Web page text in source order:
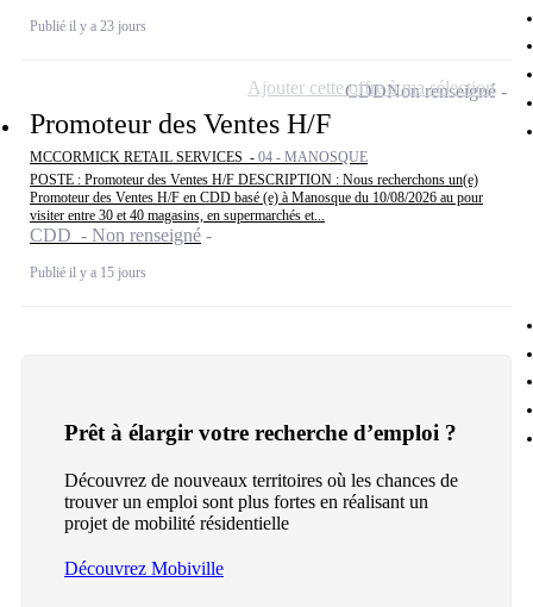
Publié il y a 23 jours
Promoteur des Ventes H/F
MCCORMICK RETAIL SERVICES - 04 - MANOSQUE
POSTE : Promoteur des Ventes H/F DESCRIPTION : Nous recherchons un(e)
Promoteur des Ventes H/F en CDD basé (e) à Manosque du 10/08/2026 au pour
visiter entre 30 et 40 magasins, en supermarchés et...
CDD - Non renseigné
Publié il y a 15 jours
CDDNon renseigné
Ajouter cette offre à ma sélection
Prêt à élargir votre recherche d’emploi ?
Découvrez de nouveaux territoires où les chances de
trouver un emploi sont plus fortes en réalisant un
projet de mobilité résidentielle
Découvrez Mobiville